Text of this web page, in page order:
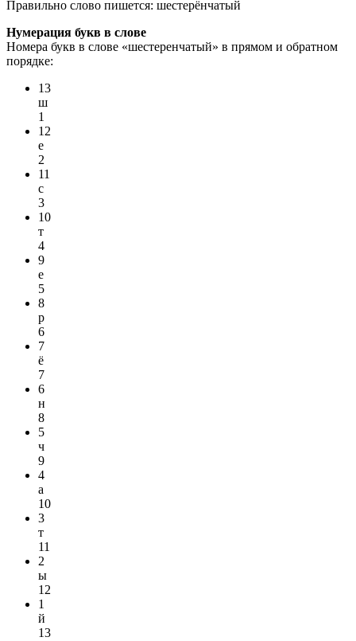
Правильно слово пишется: шестерёнчатый
Нумерация букв в слове
Номера букв в слове «шестеренчатый» в прямом и обратном
порядке:
13
ш
1
12
е
2
11
с
3
10
т
4
9
е
5
8
р
6
7
ё
7
6
н
8
5
ч
9
4
а
10
3
т
11
2
ы
12
1
й
13